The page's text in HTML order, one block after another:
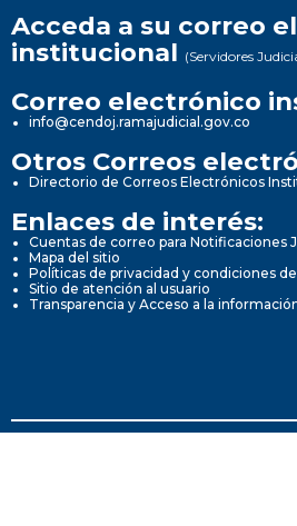
Acceda a su correo
institucional (Servidores
Correo electrónico
info@cendoj.ramajudicial.gov.co
Otros Correos
Directorio de Correos Electrónicos
Enlaces de interés:
Cuentas de correo para Notificaciones
Mapa del sitio
Políticas de privacidad y condiciones
Sitio de atención al usuario
Transparencia y Acceso a la